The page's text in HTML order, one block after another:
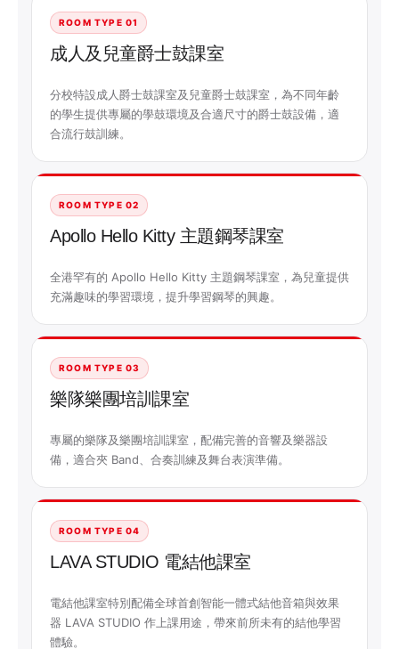
ROOM TYPE 01
成人及兒童爵士鼓課室
分校特設成人爵士鼓課室及兒童爵士鼓課室，為不同年齡
的學生提供專屬的學鼓環境及合適尺寸的爵士鼓設備，適
合流行鼓訓練。
ROOM TYPE 02
Apollo Hello Kitty 主題鋼琴課室
全港罕有的 Apollo Hello Kitty 主題鋼琴課室，為兒童提供
充滿趣味的學習環境，提升學習鋼琴的興趣。
ROOM TYPE 03
樂隊樂團培訓課室
專屬的樂隊及樂團培訓課室，配備完善的音響及樂器設
備，適合夾 Band、合奏訓練及舞台表演準備。
ROOM TYPE 04
LAVA STUDIO 電結他課室
電結他課室特別配備全球首創智能一體式結他音箱與效果
器 LAVA STUDIO 作上課用途，帶來前所未有的結他學習
體驗。